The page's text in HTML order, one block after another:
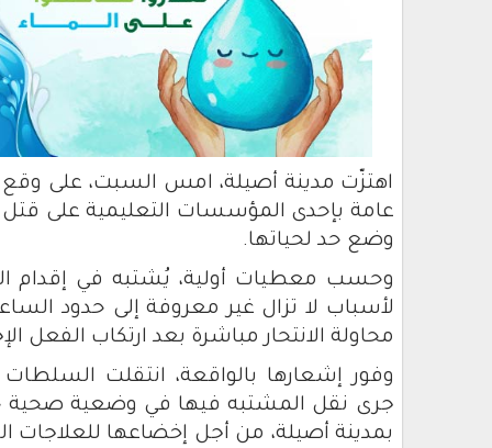
اهتزّت مدينة أصيلة، امس السبت، على
عامة بإحدى المؤسسات التعليمية على قتل
وضع حد لحياتها.
وحسب معطيات أولية، يُشتبه في إقدام
لأسباب لا تزال غير معروفة إلى حدود
محاولة الانتحار مباشرة بعد ارتكاب الفعل
وفور إشعارها بالواقعة، انتقلت
جرى نقل المشتبه فيها في وضعية
بمدينة أصيلة، من أجل إخضاعها للعلاجات